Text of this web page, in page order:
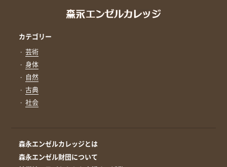
カテゴリー
芸術
身体
自然
古典
社会
森永エンゼルカレッジとは
森永エンゼル財団について